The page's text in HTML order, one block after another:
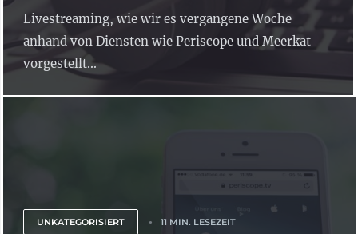
Livestreaming, wie wir es vergangene Woche
anhand von Diensten wie Periscope und Meerkat
vorgestellt...
UNKATEGORISIERT 11 MIN. LESEZEIT